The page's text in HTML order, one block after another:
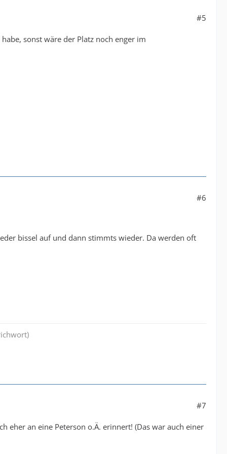
#5
sonst wäre der Platz noch enger im
#6
bissel auf und dann stimmts wieder. Da werden oft
#7
eher an eine Peterson o.Ä. erinnert! (Das war auch einer